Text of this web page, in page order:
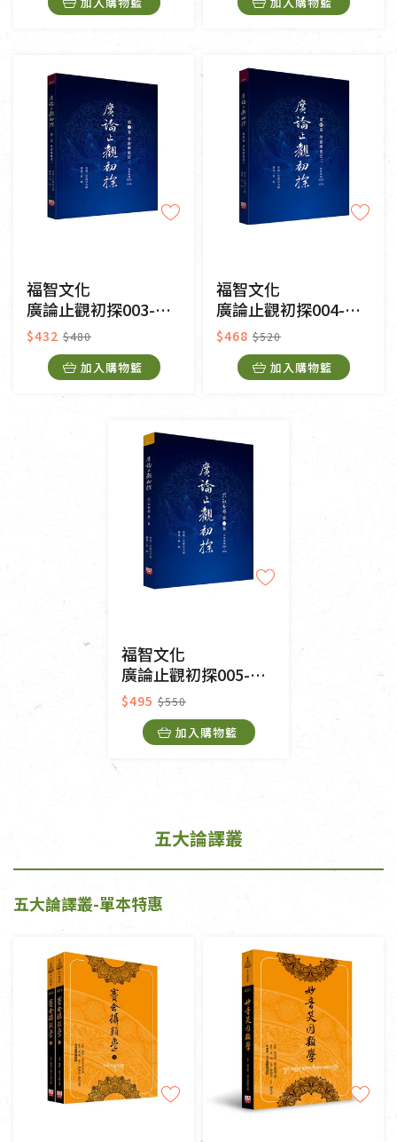
福智文化
廣論止觀初探003-學奢摩他法二
$432 $480
加入購物籃
福智文化
廣論止觀初探004-學奢摩他法三
$468 $520
加入購物籃
福智文化
廣論止觀初探005-毗缽舍那一
$495 $550
加入購物籃
五大論譯叢
五大論譯叢-單本特惠